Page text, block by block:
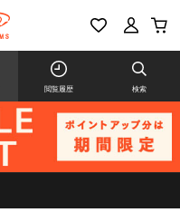
閲覧履歴 検索